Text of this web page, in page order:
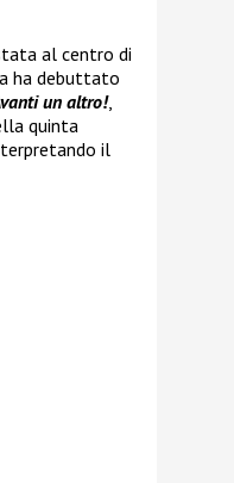
al centro di
ha debuttato
un altro!,
quinta
il